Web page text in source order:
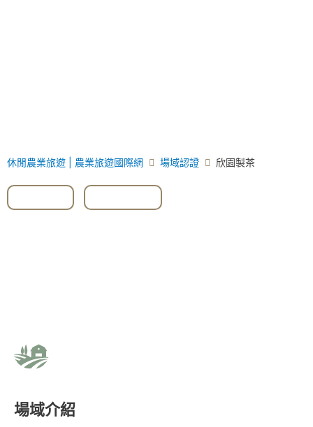
休閒農業旅遊 | 農業旅遊國際網 場域認證 欣園製茶
場域介紹